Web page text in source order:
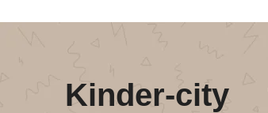
Kinder-city